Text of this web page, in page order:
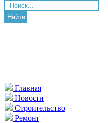
Найти
Главная
Новости
Строительство
Ремонт